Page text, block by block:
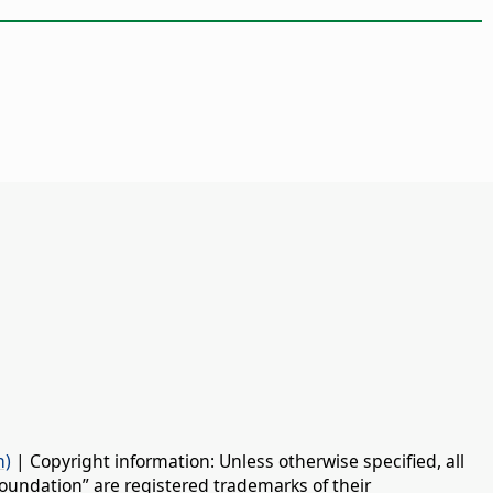
| Copyright information: Unless otherwise specified, all
are registered trademarks of their